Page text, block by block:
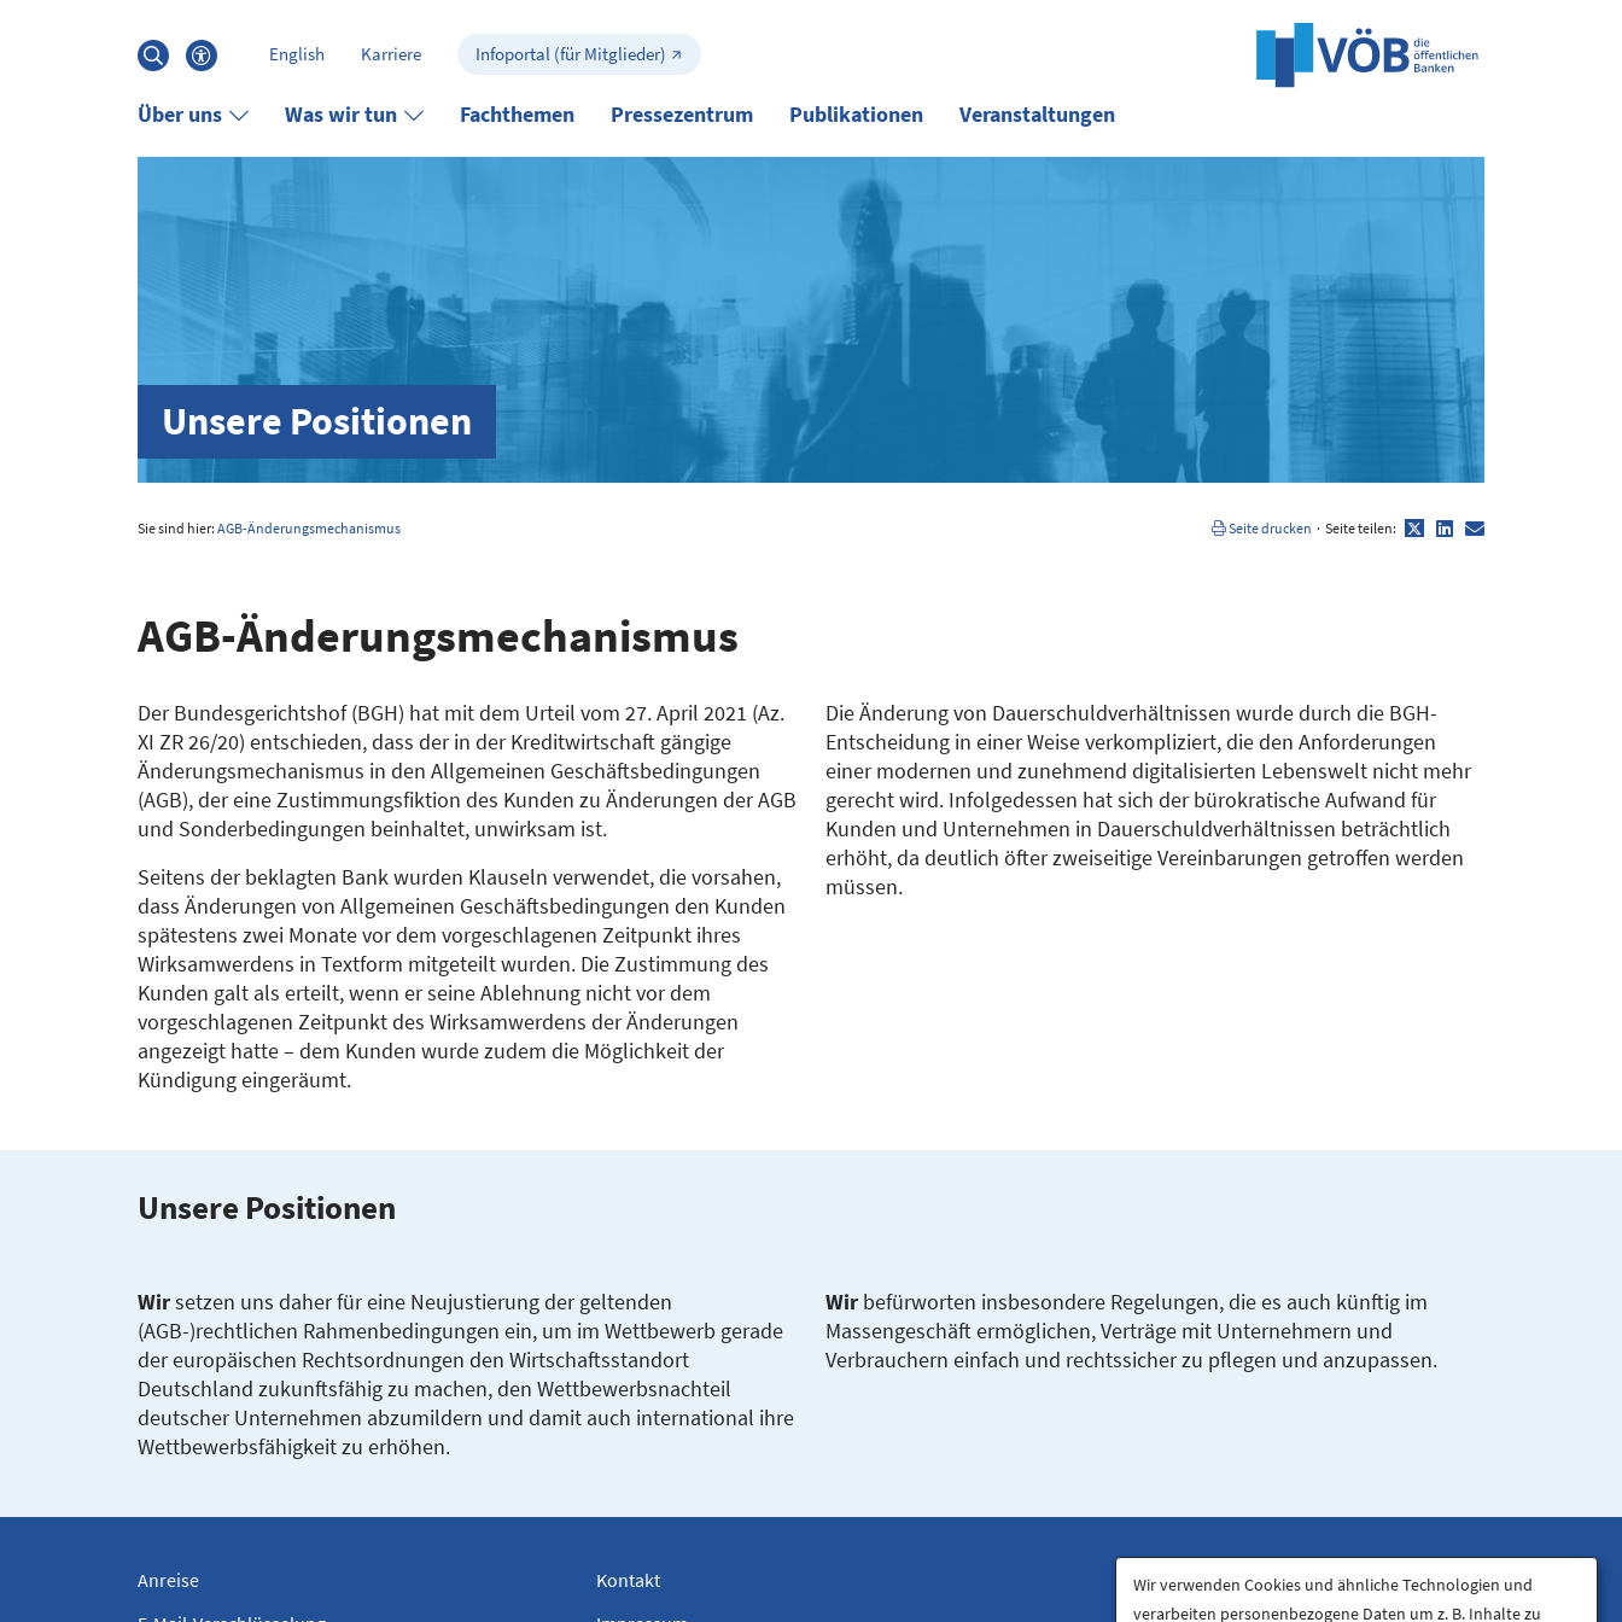
Suche
öffnenBarrierefreiheits-Menü öffnen
English Karriere Infoportal (für Mitglieder)
Über uns Was wir tun Fachthemen Pressezentrum Publikationen Veranstaltungen
Unsere Positionen
Sie sind hier: AGB-Änderungsmechanismus Seite drucken · Seite teilen: TwitterLinkedIn
E-
Mail
AGB-​Änderungsmechanismus
Der Bundesgerichtshof (BGH) hat mit dem Urteil vom 27. April 2021 (Az.
XI ZR 26/20) entschieden, dass der in der Kreditwirtschaft gängige
Änderungsmechanismus in den Allgemeinen Geschäftsbedingungen
(AGB), der eine Zustimmungsfiktion des Kunden zu Änderungen der AGB
und Sonderbedingungen beinhaltet, unwirksam ist.
Seitens der beklagten Bank wurden Klauseln verwendet, die vorsahen,
dass Änderungen von Allgemeinen Geschäftsbedingungen den Kunden
spätestens zwei Monate vor dem vorgeschlagenen Zeitpunkt ihres
Wirksamwerdens in Textform mitgeteilt wurden. Die Zustimmung des
Kunden galt als erteilt, wenn er seine Ablehnung nicht vor dem
vorgeschlagenen Zeitpunkt des Wirksamwerdens der Änderungen
angezeigt hatte – dem Kunden wurde zudem die Möglichkeit der
Kündigung eingeräumt.
Die Änderung von Dauerschuldverhältnissen wurde durch die BGH-
Entscheidung in einer Weise verkompliziert, die den Anforderungen
einer modernen und zunehmend digitalisierten Lebenswelt nicht mehr
gerecht wird. Infolgedessen hat sich der bürokratische Aufwand für
Kunden und Unternehmen in Dauerschuldverhältnissen beträchtlich
erhöht, da deutlich öfter zweiseitige Vereinbarungen getroffen werden
müssen.
Unsere Positionen
Wirsetzen uns daher für eine Neujustierung der geltenden
(AGB-)rechtlichen Rahmenbedingungen ein, um im Wettbewerb gerade
der europäischen Rechtsordnungen den Wirtschaftsstandort
Deutschland zukunftsfähig zu machen, den Wettbewerbsnachteil
deutscher Unternehmen abzumildern und damit auch international ihre
Wettbewerbsfähigkeit zu erhöhen.
Wir befürworten insbesondere Regelungen, die es auch künftig im
Massengeschäft ermöglichen, Verträge mit Unternehmern und
Verbrauchern einfach und rechtssicher zu pflegen und anzupassen.
Anreise
Kontakt
Wir verwenden Cookies und ähnliche Technologien und
verarbeiten personenbezogene Daten um z. B. Inhalte zu